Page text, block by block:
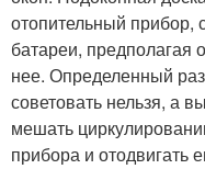
отопительный прибор,
батареи,
нее. Определенный
советовать нельзя, а
мешать
прибора и отодвигать